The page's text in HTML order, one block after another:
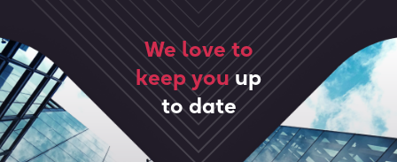
We love to
keep youup
to date